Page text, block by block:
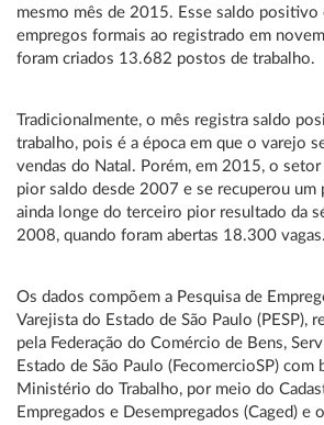
mesmo mês de 2015. Esse saldo
empregos formais ao registrado em
foram criados 13.682 postos de trabalho.
Tradicionalmente, o mês registra saldo
trabalho, pois é a época em que o varejo
vendas do Natal. Porém, em 2015, o
pior saldo desde 2007 e se recuperou um
ainda longe do terceiro pior resultado da
2008, quando foram abertas 18.300 vagas.
Os dados compõem a Pesquisa de
Varejista do Estado de São Paulo (PESP),
pela Federação do Comércio de Bens,
Estado de São Paulo (FecomercioSP) com
Ministério do Trabalho, por meio do
Empregados e Desempregados (Caged) e